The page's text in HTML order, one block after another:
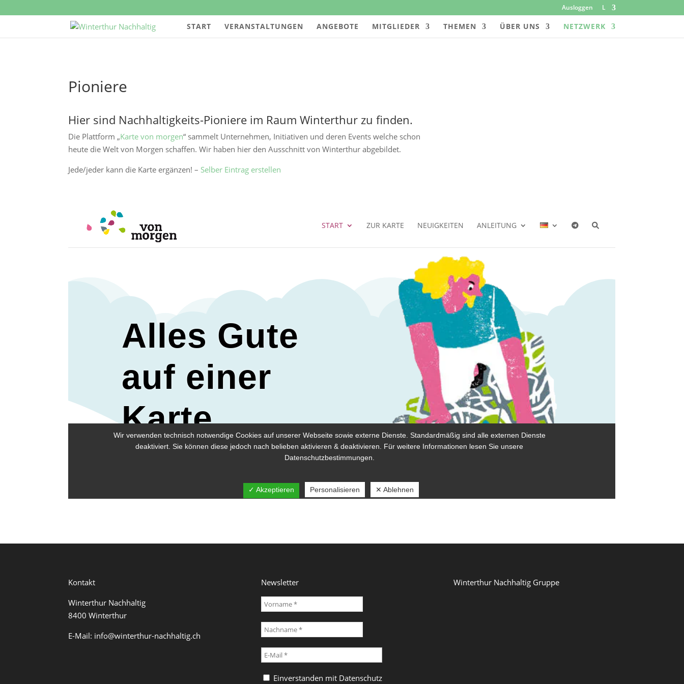
Ausloggen L
START VERANSTALTUNGEN ANGEBOTE MITGLIEDER THEMEN ÜBER UNS NETZWERK
Pioniere
Hier sind Nachhaltigkeits-Pioniere im Raum Winterthur zu finden.
Die Plattform „Karte von morgen“ sammelt Unternehmen, Initiativen und deren Events welche schon
heute die Welt von Morgen schaffen. Wir haben hier den Ausschnitt von Winterthur abgebildet.
Jede/jeder kann die Karte ergänzen! – Selber Eintrag erstellen
Kontakt
Winterthur Nachhaltig
8400 Winterthur
E-Mail: info@winterthur-nachhaltig.ch
Newsletter
Einverstanden mit Datenschutz
Winterthur Nachhaltig Gruppe